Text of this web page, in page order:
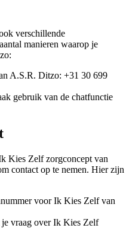
verschillende
manieren waarop je
A.S.R. Ditzo: +31 30 699
gebruik van de chatfunctie
Kies Zelf zorgconcept van
contact op te nemen. Hier zijn
voor Ik Kies Zelf van
je vraag over Ik Kies Zelf